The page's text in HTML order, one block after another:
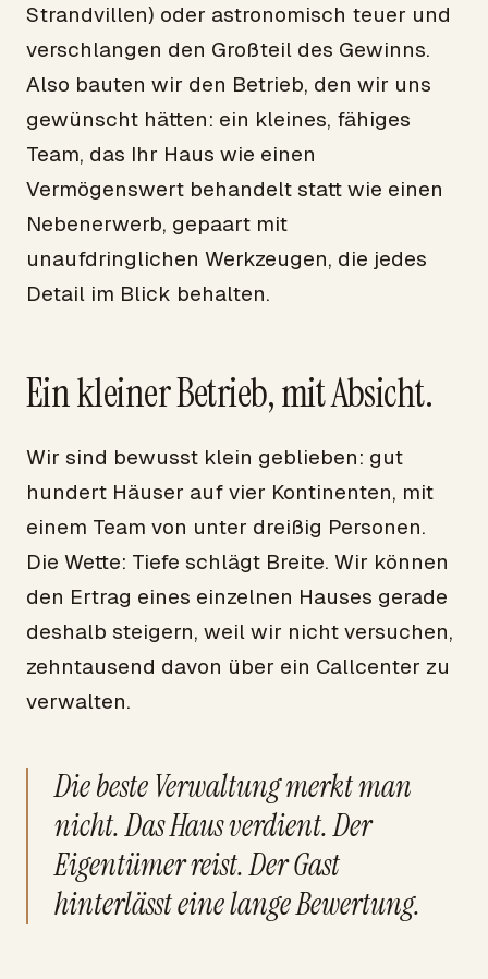
Strandvillen) oder astronomisch teuer und
verschlangen den Großteil des Gewinns.
Also bauten wir den Betrieb, den wir uns
gewünscht hätten: ein kleines, fähiges
Team, das Ihr Haus wie einen
Vermögenswert behandelt statt wie einen
Nebenerwerb, gepaart mit
unaufdringlichen Werkzeugen, die jedes
Detail im Blick behalten.
Ein kleiner Betrieb, mit Absicht.
Wir sind bewusst klein geblieben: gut
hundert Häuser auf vier Kontinenten, mit
einem Team von unter dreißig Personen.
Die Wette: Tiefe schlägt Breite. Wir können
den Ertrag eines einzelnen Hauses gerade
deshalb steigern, weil wir nicht versuchen,
zehntausend davon über ein Callcenter zu
verwalten.
Die beste Verwaltung merkt man
nicht. Das Haus verdient. Der
Eigentümer reist. Der Gast
hinterlässt eine lange Bewertung.